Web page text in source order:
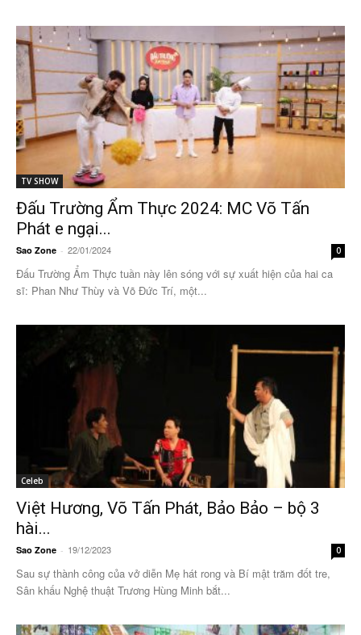
TV SHOW
Đấu Trường Ẩm Thực 2024: MC Võ Tấn
Phát e ngại...
Sao Zone - 22/01/2024 0
Đấu Trường Ẩm Thực tuần này lên sóng với sự xuất hiện của hai ca
sĩ: Phan Như Thùy và Võ Đức Trí, một...
Celeb
Việt Hương, Võ Tấn Phát, Bảo Bảo – bộ 3
hài...
Sao Zone - 19/12/2023 0
Sau sự thành công của vở diễn Mẹ hát rong và Bí mật trăm đốt tre,
Sân khấu Nghệ thuật Trương Hùng Minh bắt...